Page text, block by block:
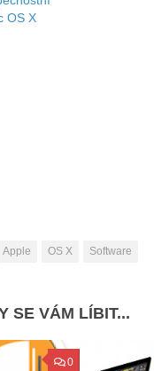
OS X
Apple OS X Software
SE VÁM LÍBIT...
0